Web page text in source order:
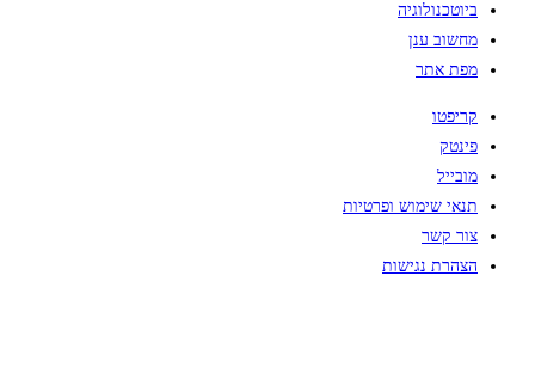
ביוטכנולוגיה
מחשוב ענן
מפת אתר
קריפטו
פינטק
מובייל
תנאי שימוש ופרטיות
צור קשר
הצהרת נגישות